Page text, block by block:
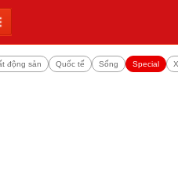
động sản Quốc tế Sống Special